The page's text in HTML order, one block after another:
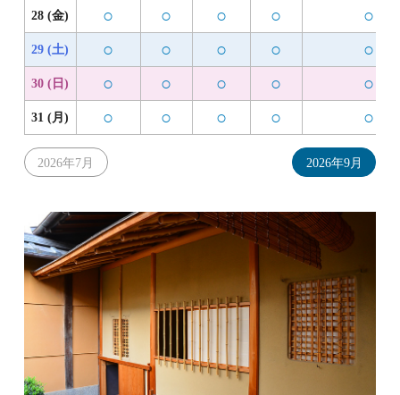
28 (金) ○ ○ ○ ○ ○
29 (土) ○ ○ ○ ○ ○
30 (日) ○ ○ ○ ○ ○
31 (月) ○ ○ ○ ○ ○
2026年7月 2026年9月